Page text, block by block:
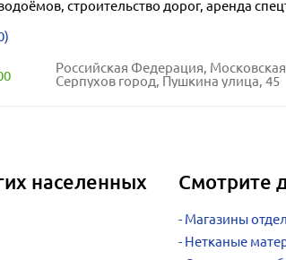
строительство дорог, аренда
Российская Федерация,
Серпухов город, Пушкина улица, 45
населенных
Смотрите
Магазины
Нетканые